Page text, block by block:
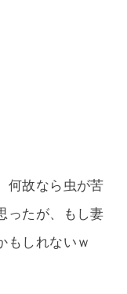
何故なら虫が苦
ったが、もし妻
もしれないｗ